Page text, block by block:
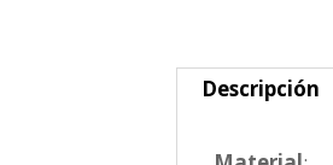
Descripción